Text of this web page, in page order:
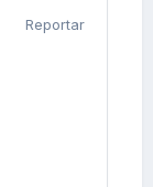
Reportar